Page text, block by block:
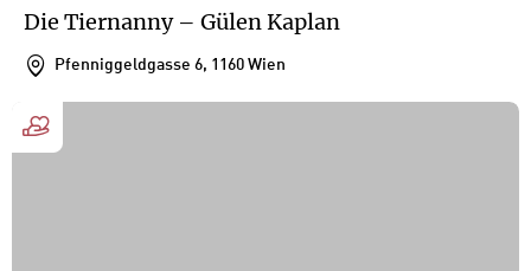
Die Tiernanny – Gülen Kaplan
Pfenniggeldgasse 6, 1160 Wien